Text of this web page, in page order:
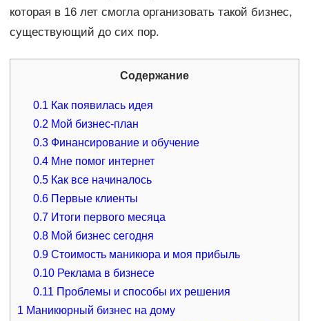
которая в 16 лет смогла организовать такой бизнес,
существующий до сих пор.
Содержание
0.1 Как появилась идея
0.2 Мой бизнес-план
0.3 Финансирование и обучение
0.4 Мне помог интернет
0.5 Как все начиналось
0.6 Первые клиенты
0.7 Итоги первого месяца
0.8 Мой бизнес сегодня
0.9 Стоимость маникюра и моя прибыль
0.10 Реклама в бизнесе
0.11 Проблемы и способы их решения
1 Маникюрный бизнес на дому